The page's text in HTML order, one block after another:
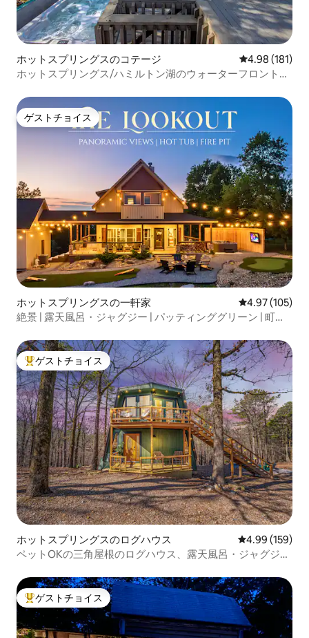
ホットスプリングスのコテージ レビュー181
4.98 (181)
ホットスプリングス/ハミルトン湖のウォーターフロント、
ゲストチョイス
ゲストチョイス
ホットスプリングスの一軒家 レビュー105
4.97 (105)
絶景 | 露天風呂・ジャグジー | パッティンググリーン | 町の
大好評のゲストチョイスです。
ゲストチョイス
ホットスプリングスのログハウス レビュー159
4.99 (159)
ペットOKの三角屋根のログハウス、露天風呂・ジャグジ
大好評のゲストチョイスです。
ゲストチョイス